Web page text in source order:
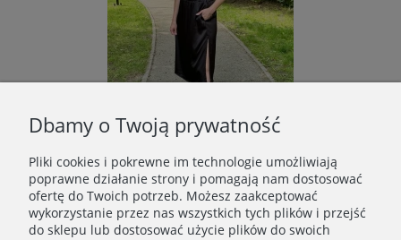
Spódnica DYNAMIKA czarna
269,00 zł
Do koszyka
Dbamy o Twoją prywatność
Pliki cookies i pokrewne im technologie umożliwiają
poprawne działanie strony i pomagają nam dostosować
ofertę do Twoich potrzeb. Możesz zaakceptować
wykorzystanie przez nas wszystkich tych plików i przejść
do sklepu lub dostosować użycie plików do swoich